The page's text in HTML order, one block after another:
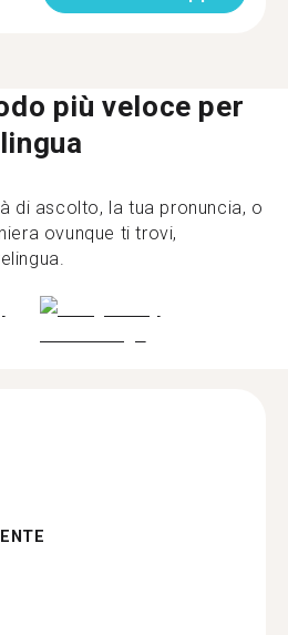
più veloce per
di ascolto, la tua pronuncia, o
ovunque ti trovi,